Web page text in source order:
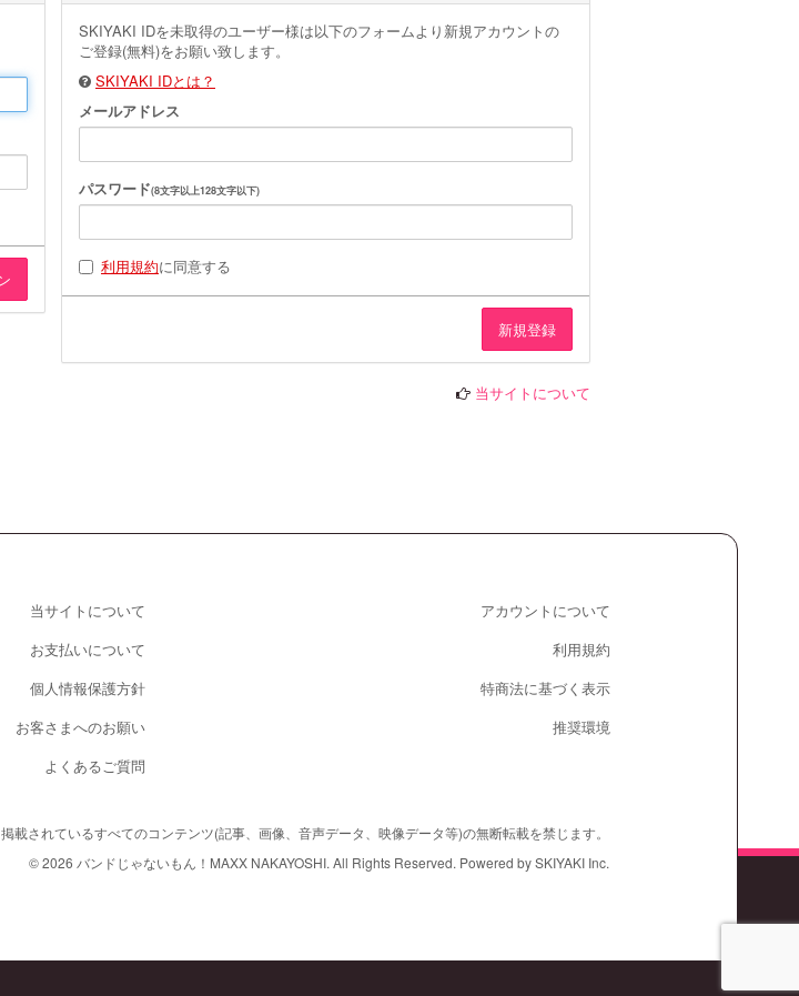
SKIYAKI IDを未取得のユーザー様は以下のフォームより新規アカウントの
ご登録(無料)をお願い致します。
SKIYAKI IDとは？
メールアドレス
パスワード(8文字以上128文字以下)
利用規約に同意する
当サイトについて
当サイトについて
アカウントについて
お支払いについて
利用規約
個人情報保護方針
特商法に基づく表示
お客さまへのお願い
推奨環境
よくあるご質問
掲載されているすべてのコンテンツ(記事、画像、音声データ、映像データ等)の無断転載を禁じます。
© 2026 バンドじゃないもん！MAXX NAKAYOSHI. All Rights Reserved. Powered bySKIYAKI Inc.